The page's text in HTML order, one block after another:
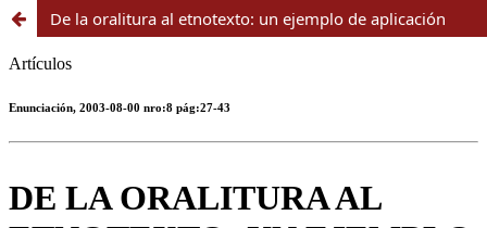
De la oralitura al etnotexto: un ejemplo de aplicación